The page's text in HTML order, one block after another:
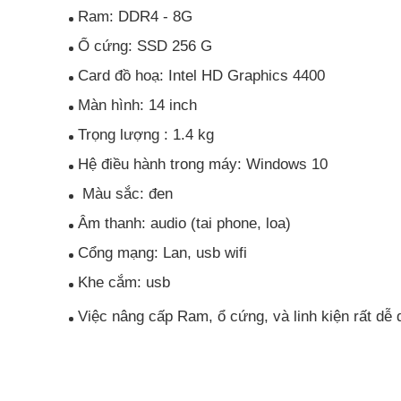
Ram: DDR4 - 8G
Ổ cứng: SSD 256 G
Card đồ hoạ: Intel HD Graphics 4400
Màn hình: 14 inch
Trọng lượng : 1.4 kg
Hệ điều hành trong máy: Windows 10
Màu sắc: đen
Âm thanh: audio (tai phone, loa)
Cổng mạng: Lan, usb wifi
Khe cắm: usb
Việc nâng cấp Ram, ổ cứng, và linh kiện rất dễ